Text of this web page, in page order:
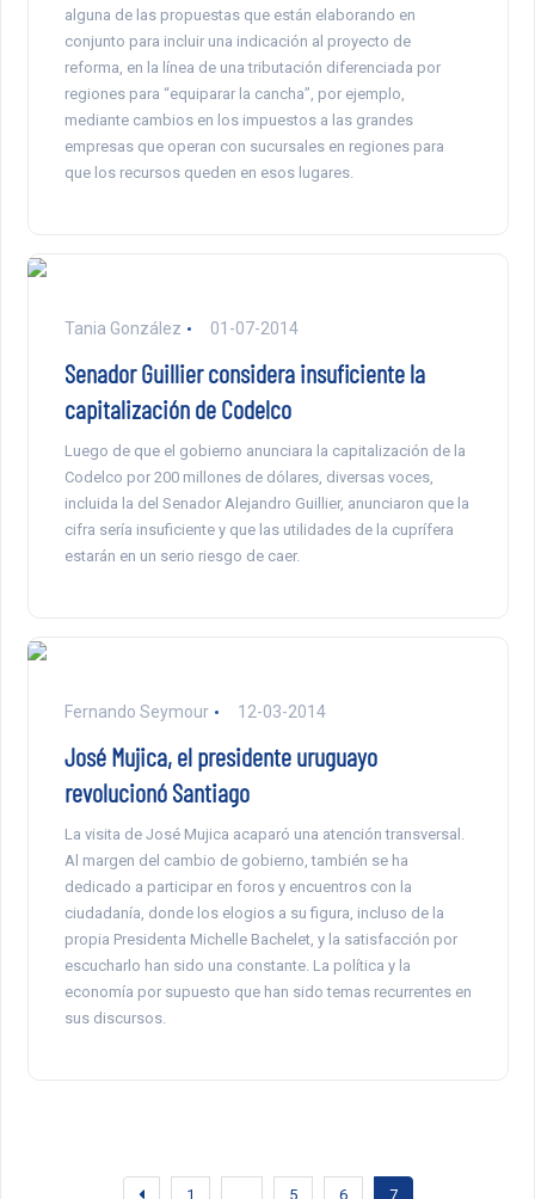
alguna de las propuestas que están elaborando en
conjunto para incluir una indicación al proyecto de
reforma, en la línea de una tributación diferenciada por
regiones para “equiparar la cancha”, por ejemplo,
mediante cambios en los impuestos a las grandes
empresas que operan con sucursales en regiones para
que los recursos queden en esos lugares.
Tania González 01-07-2014
Senador Guillier considera insuficiente la
capitalización de Codelco
Luego de que el gobierno anunciara la capitalización de la
Codelco por 200 millones de dólares, diversas voces,
incluida la del Senador Alejandro Guillier, anunciaron que la
cifra sería insuficiente y que las utilidades de la cuprífera
estarán en un serio riesgo de caer.
Fernando Seymour 12-03-2014
José Mujica, el presidente uruguayo
revolucionó Santiago
La visita de José Mujica acaparó una atención transversal.
Al margen del cambio de gobierno, también se ha
dedicado a participar en foros y encuentros con la
ciudadanía, donde los elogios a su figura, incluso de la
propia Presidenta Michelle Bachelet, y la satisfacción por
escucharlo han sido una constante. La política y la
economía por supuesto que han sido temas recurrentes en
sus discursos.
1 5 6 7